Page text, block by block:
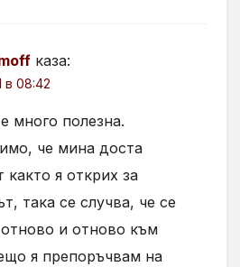
каза:
в 08:42
много полезна.
че мина доста
както я открих за
така се случва, че се
и отново към
я препоръчвам на